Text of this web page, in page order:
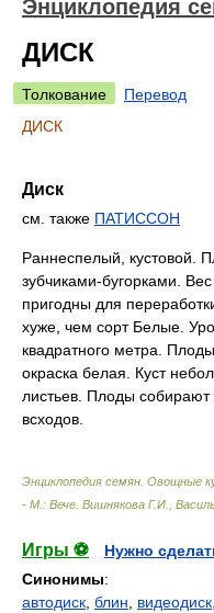
Энциклопедия
ДИСК
Толкование
Перевод
ДИСК
Диск
см. также ПАТИССОН
Раннеспелый, кустовой.
зубчиками-бугорками.
пригодны для
хуже, чем сорт Белые.
квадратного метра.
окраска белая. Куст
листьев. Плоды
всходов.
Энциклопедия семян. Овощные
- М.: Вече Вишнякова Г.И.,
Игры ⚽
Нужно
Синонимы:
автодиск блин видеодиск